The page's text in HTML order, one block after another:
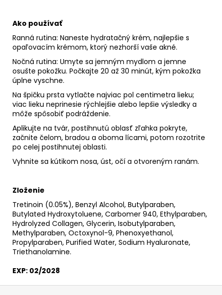
Ako používať
Ranná rutina: Naneste hydratačný krém, najlepšie s
opaľovacím krémom, ktorý nezhorší vaše akné.
Nočná rutina: Umyte sa jemným mydlom a jemne
osušte pokožku. Počkajte 20 až 30 minút, kým pokožka
úplne vyschne.
Na špičku prsta vytlačte najviac pol centimetra lieku;
viac lieku neprinesie rýchlejšie alebo lepšie výsledky a
môže spôsobiť podráždenie.
Aplikujte na tvár, postihnutú oblasť zľahka pokryte,
začnite čelom, bradou a oboma lícami, potom rozotrite
po celej postihnutej oblasti.
Vyhnite sa kútikom nosa, úst, očí a otvoreným ranám.
Zloženie
Tretinoin (0.05%), Benzyl Alcohol, Butylparaben,
Butylated Hydroxytoluene, Carbomer 940, Ethylparaben,
Hydrolyzed Collagen, Glycerin, Isobutylparaben,
Methylparaben, Octoxynol-9, Phenoxyethanol,
Propylparaben, Purified Water, Sodium Hyaluronate,
Triethanolamine.
EXP: 02/2028
Z